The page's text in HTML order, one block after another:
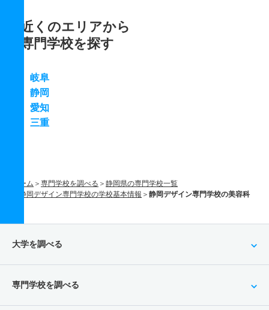
近くのエリアから
専門学校を探す
岐阜
静岡
愛知
三重
ホーム 専門学校を調べる
静岡県の専門学校一覧
静岡デザイン専門学校の学校基本情報
静岡デザイン専門学校の美容科
大学を調べる
専門学校を調べる